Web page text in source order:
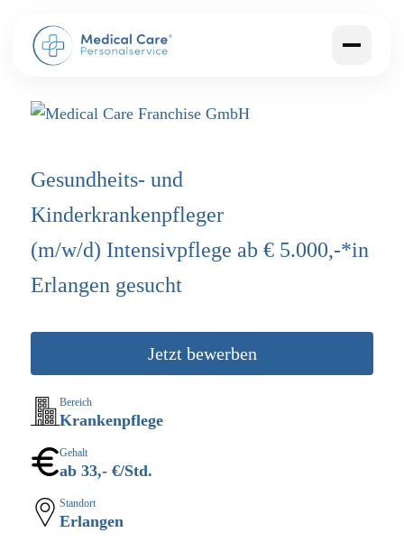
Gesundheits- und
Kinderkrankenpfleger
(m/w/d) Intensivpflege ab € 5.000,-*in
Erlangen gesucht
Jetzt bewerben
Bereich
Krankenpflege
Gehalt
ab 33,- €/Std.
Standort
Erlangen